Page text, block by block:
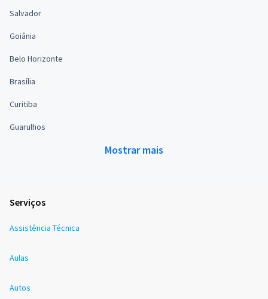
Salvador
Goiânia
Belo Horizonte
Brasília
Curitiba
Guarulhos
Mostrar mais
Serviços
Assistência Técnica
Aulas
Autos